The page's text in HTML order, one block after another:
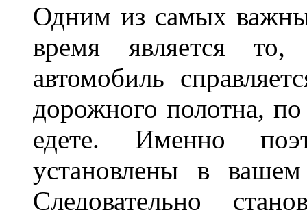
Одним из самых
время является то,
автомобиль
дорожного полотна,
едете. Именно
установлены в
Следовательно